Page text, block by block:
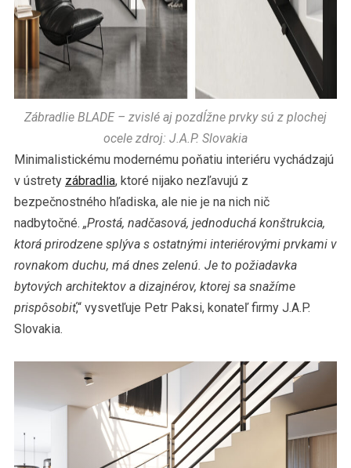
Zábradlie BLADE – zvislé aj pozdĺžne prvky sú z plochej
ocele zdroj: J.A.P. Slovakia
Minimalistickému modernému poňatiu interiéru vychádzajú
v ústrety zábradlia, ktoré nijako nezľavujú z
bezpečnostného hľadiska, ale nie je na nich nič
nadbytočné. „Prostá, nadčasová, jednoduchá konštrukcia,
ktorá prirodzene splýva s ostatnými interiérovými prvkami v
rovnakom duchu, má dnes zelenú. Je to požiadavka
bytových architektov a dizajnérov, ktorej sa snažíme
prispôsobiť,“ vysvetľuje Petr Paksi, konateľ firmy J.A.P.
Slovakia.